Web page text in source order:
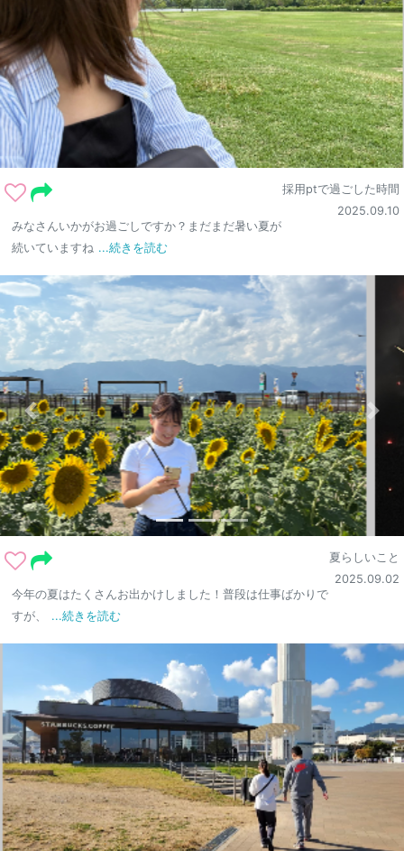
採用ptで過ごした時間
2025.09.10
みなさんいかがお過ごしですか？まだまだ暑い夏が
続いていますね ...続きを読む
夏らしいこと
2025.09.02
今年の夏はたくさんお出かけしました！普段は仕事ばかりで
すが、
...続きを読む